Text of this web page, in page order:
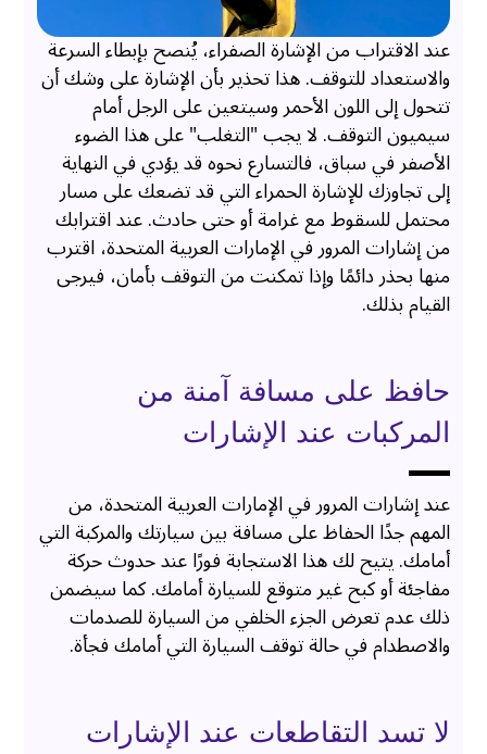
عند الاقتراب من الإشارة الصفراء، يُنصح بإبطاء السرعة
والاستعداد للتوقف. هذا تحذير بأن الإشارة على وشك أن
تتحول إلى اللون الأحمر وسيتعين على الرجل أمام
سيميون التوقف. لا يجب "التغلب" على هذا الضوء
الأصفر في سباق، فالتسارع نحوه قد يؤدي في النهاية
إلى تجاوزك للإشارة الحمراء التي قد تضعك على مسار
محتمل للسقوط مع غرامة أو حتى حادث. عند اقترابك
من إشارات المرور في الإمارات العربية المتحدة، اقترب
منها بحذر دائمًا وإذا تمكنت من التوقف بأمان، فيرجى
القيام بذلك.
حافظ على مسافة آمنة من
المركبات عند الإشارات
عند إشارات المرور في الإمارات العربية المتحدة، من
المهم جدًا الحفاظ على مسافة بين سيارتك والمركبة التي
أمامك. يتيح لك هذا الاستجابة فورًا عند حدوث حركة
مفاجئة أو كبح غير متوقع للسيارة أمامك. كما سيضمن
ذلك عدم تعرض الجزء الخلفي من السيارة للصدمات
والاصطدام في حالة توقف السيارة التي أمامك فجأة.
لا تسد التقاطعات عند الإشارات